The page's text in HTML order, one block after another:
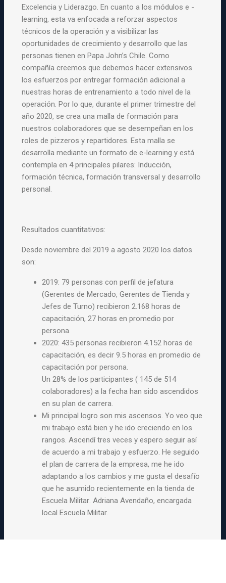
Excelencia y Liderazgo. En cuanto a los módulos e -
learning, esta va enfocada a reforzar aspectos
técnicos de la operación y a visibilizar las
oportunidades de crecimiento y desarrollo que las
personas tienen en Papa John’s Chile. Como
compañía creemos que debemos hacer extensivos
los esfuerzos por entregar formación adicional a
nuestras horas de entrenamiento a todo nivel de la
operación. Por lo que, durante el primer trimestre del
año 2020, se crea una malla de formación para
nuestros colaboradores que se desempeñan en los
roles de pizzeros y repartidores. Esta malla se
desarrolla mediante un formato de e-learning y está
contempla en 4 principales pilares: Inducción,
formación técnica, formación transversal y desarrollo
personal.
Resultados cuantitativos:
Desde noviembre del 2019 a agosto 2020 los datos
son:
2019: 79 personas con perfil de jefatura
(Gerentes de Mercado, Gerentes de Tienda y
Jefes de Turno) recibieron 2.168 horas de
capacitación, 27 horas en promedio por
persona.
2020: 435 personas recibieron 4.152 horas de
capacitación, es decir 9.5 horas en promedio de
capacitación por persona.
Un 28% de los participantes ( 145 de 514
colaboradores) a la fecha han sido ascendidos
en su plan de carrera.
Mi principal logro son mis ascensos. Yo veo que
mi trabajo está bien y he ido creciendo en los
rangos. Ascendí tres veces y espero seguir así
de acuerdo a mi trabajo y esfuerzo. He seguido
el plan de carrera de la empresa, me he ido
adaptando a los cambios y me gusta el desafío
que he asumido recientemente en la tienda de
Escuela Militar. Adriana Avendaño, encargada
local Escuela Militar.